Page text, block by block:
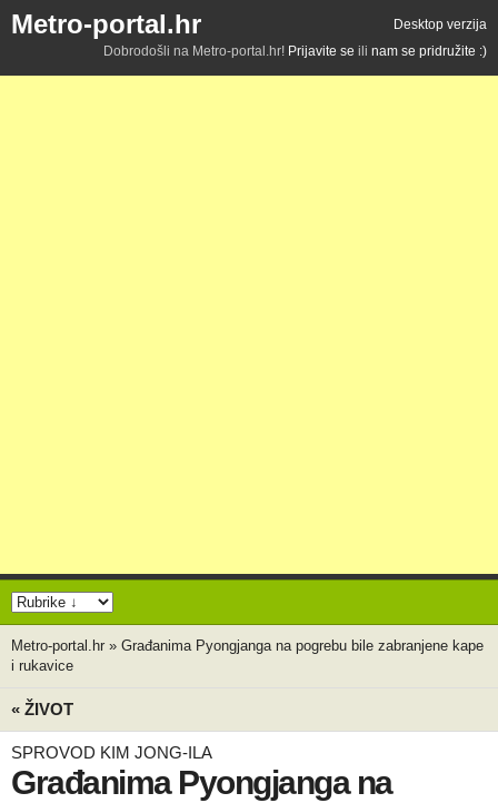
Metro-portal.hr
Desktop verzija
Dobrodošli na Metro-portal.hr! Prijavite se ili nam se pridružite :)
Metro-portal.hr » Građanima Pyongjanga na pogrebu bile zabranjene kape
i rukavice
« ŽIVOT
SPROVOD KIM JONG-ILA
Građanima Pyongjanga na